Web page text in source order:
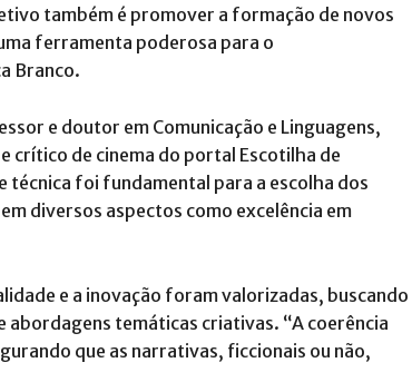
também é promover a formação de novos
ferramenta poderosa para o
Branco.
e doutor em Comunicação e Linguagens,
crítico de cinema do portal Escotilha de
técnica foi fundamental para a escolha dos
diversos aspectos como excelência em
e a inovação foram valorizadas, buscando
temáticas criativas. “A coerência
que as narrativas, ficcionais ou não,